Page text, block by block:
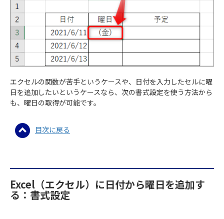
エクセルの関数が苦手というケースや、日付を入力したセルに曜
日を追加したいというケースなら、次の書式設定を使う方法から
も、曜日の取得が可能です。
目次に戻る
Excel（エクセル）に日付から曜日を追加す
る：書式設定